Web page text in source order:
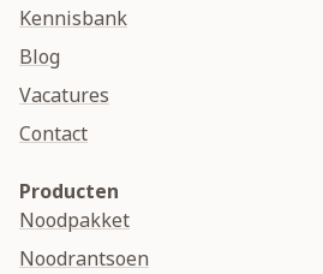
Kennisbank
Blog
Vacatures
Contact
Producten
Noodpakket
Noodrantsoen